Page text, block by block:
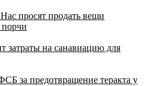
просят продать вещи
порчи
затраты на санавиацию для
за предотвращение теракта у